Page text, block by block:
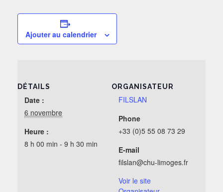
Ajouter au calendrier
DÉTAILS
Date :
6 novembre
Heure :
8 h 00 min - 9 h 30 min
ORGANISATEUR
FILSLAN
Phone
+33 (0)5 55 08 73 29
E-mail
filslan@chu-limoges.fr
Voir le site